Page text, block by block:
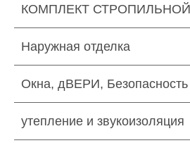
КОМПЛЕКТ
Наружная отделка
Окна, дВЕРИ, Безопасность
утепление и звукоизоляция